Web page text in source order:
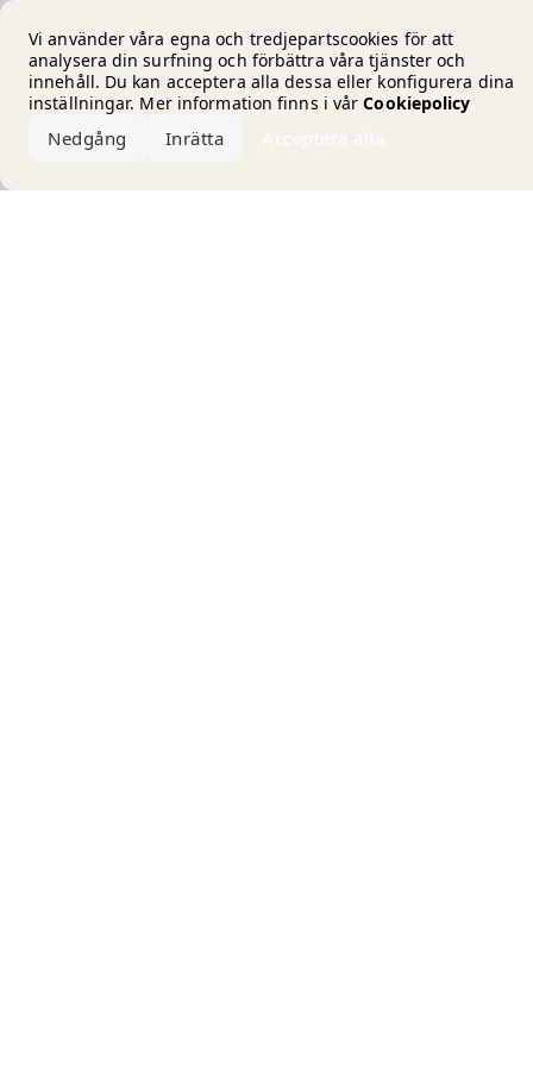
Vi använder våra egna och tredjepartscookies för att
analysera din surfning och förbättra våra tjänster och
innehåll. Du kan acceptera alla dessa eller konfigurera dina
inställningar. Mer information finns i vårCookiepolicy
Nedgång Inrätta
Error loading the brand